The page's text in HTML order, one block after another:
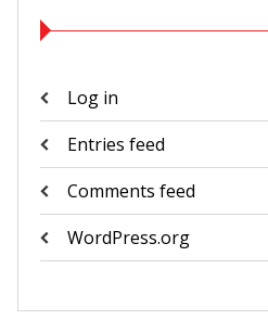
Log in
Entries feed
Comments feed
WordPress.org